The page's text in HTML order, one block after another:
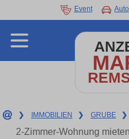
Event Auto
❯ IMMOBILIEN ❯ GRUBE ❯
2-Zimmer-Wohnung